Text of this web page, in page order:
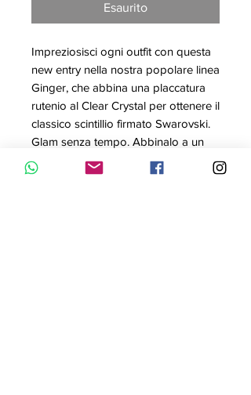
Esaurito
Impreziosisci ogni outfit con questa
new entry nella nostra popolare linea
Ginger, che abbina una placcatura
rutenio al Clear Crystal per ottenere il
classico scintillio firmato Swarovski.
Glam senza tempo. Abbinalo a un
orologio Swarovski per un trendy
look a sovrapposizioni.